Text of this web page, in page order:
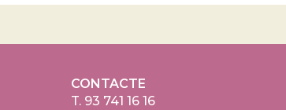
CONTACTE
T. 93 741 16 16